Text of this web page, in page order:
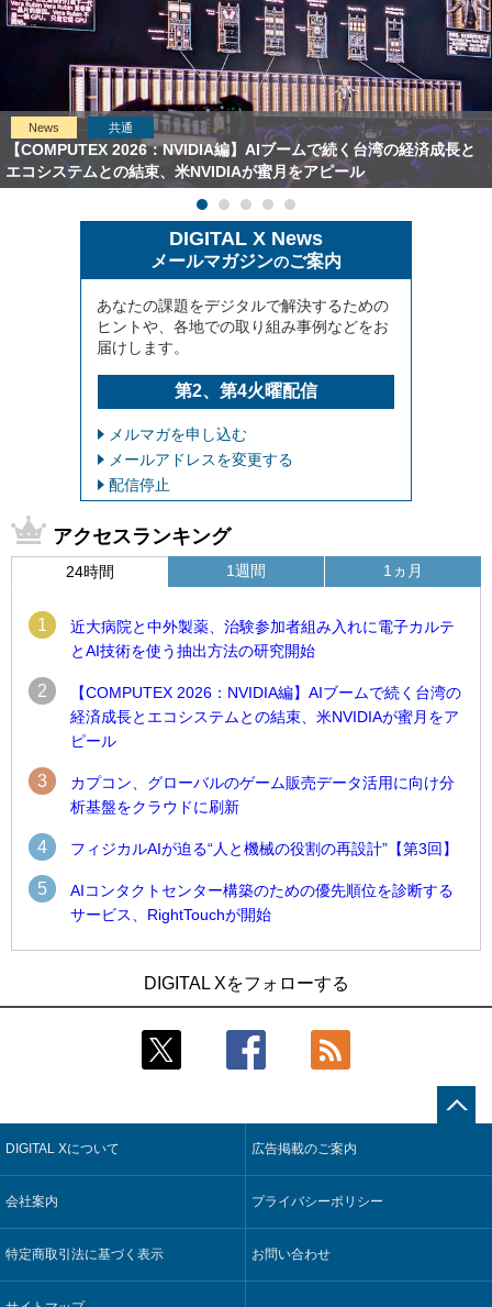
News 共通
【COMPUTEX 2026：NVIDIA編】AIブームで続く台湾の経済成長と
エコシステムとの結束、米NVIDIAが蜜月をアピール
DIGITAL X News
メールマガジンのご案内
あなたの課題をデジタルで解決するための
ヒントや、各地での取り組み事例などをお
届けします。
第2、第4火曜配信
メルマガを申し込む
メールアドレスを変更する
配信停止
アクセスランキング
24時間
1
近大病院と中外製薬、治験参加者組み入れに電子カルテ
とAI技術を使う抽出方法の研究開始
2
【COMPUTEX 2026：NVIDIA編】AIブームで続く台湾の
経済成長とエコシステムとの結束、米NVIDIAが蜜月をア
ピール
3
カプコン、グローバルのゲーム販売データ活用に向け分
析基盤をクラウドに刷新
4 フィジカルAIが迫る“人と機械の役割の再設計”【第3回】
5
AIコンタクトセンター構築のための優先順位を診断する
サービス、RightTouchが開始
1週間
技術を使う抽出方法の研究開始
Umios、消費者起点の販売計画策定に向けたAIシステムを本格
4
【COMPUTEX 2026：Arm編】チップ自社製造で鍵を握る台
5 フィジカルAIが迫る“人と機械の役割の再設計”【第3回】
1ヵ月
合基盤を本格稼働
鹿島建設、鋼管柱へのコンクリート充填時の異常を検出する
AIを遠隔監視システムに実装
4
そもそも今の仕事はAIエージェントを求めているのか【第25
5
製造業の現場の暗黙知を組織横断で活用するためのナレッジ
管理基盤、LIGHTzが提供
DIGITAL Xをフォローする
DIGITAL Xについて 広告掲載のご案内
会社案内 プライバシーポリシー
特定商取引法に基づく表示 お問い合わせ